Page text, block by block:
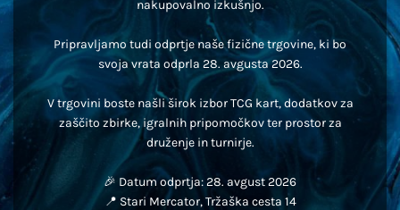
nakupovalno izkušnjo.
Pripravljamo tudi odprtje naše fizične trgovine, ki bo
svoja vrata odprla 28. avgusta 2026.
V trgovini boste našli širok izbor TCG kart, dodatkov za
zaščito zbirke, igralnih pripomočkov ter prostor za
druženje in turnirje.
🎉 Datum odprtja: 28. avgust 2026
📍 Stari Mercator, Tržaška cesta 14